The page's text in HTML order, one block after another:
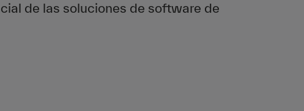
de las soluciones de software de